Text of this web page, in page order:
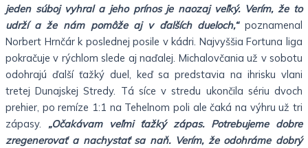
jeden súboj vyhral a jeho prínos je naozaj veľký. Verím, že to
udrží a že nám pomôže aj v ďalších dueloch,“poznamenal
Norbert Hrnčár k poslednej posile v kádri. Najvyššia Fortuna liga
pokračuje v rýchlom slede aj naďalej. Michalovčania už v sobotu
odohrajú ďalší ťažký duel, keď sa predstavia na ihrisku vlani
tretej Dunajskej Stredy. Tá síce v stredu ukončila sériu dvoch
prehier, po remíze 1:1 na Tehelnom poli ale čaká na výhru už tri
zápasy. „Očakávam veľmi ťažký zápas. Potrebujeme dobre
zregenerovať a nachystať sa naň. Verím, že odohráme dobrý